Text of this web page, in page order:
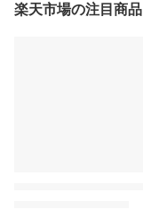
楽天市場の注目商品